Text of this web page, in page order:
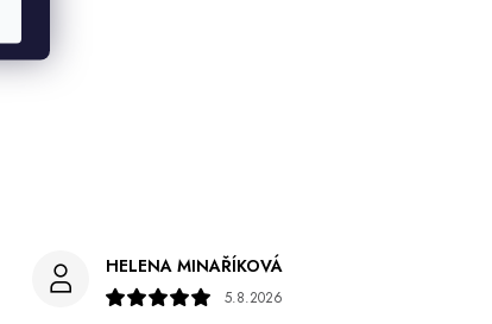
HELENA MINAŘÍKOVÁ
5.8.2026